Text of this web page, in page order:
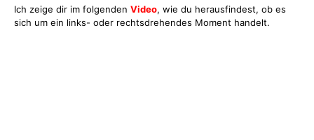
Ich zeige dir im folgenden Video, wie du herausfindest, ob es
sich um ein links- oder rechtsdrehendes Moment handelt.